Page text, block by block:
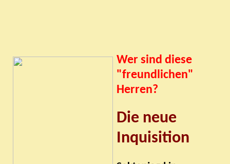
Wer sind diese
"freundlichen"
Herren?
Die neue
Inquisition